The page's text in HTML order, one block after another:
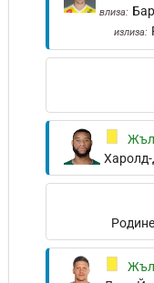
влиза:
излиза: